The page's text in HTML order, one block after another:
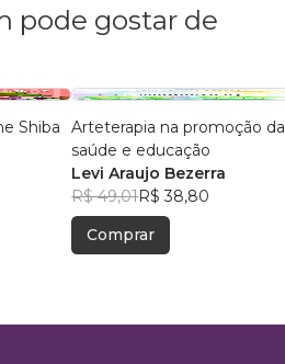
pode gostar de
Shiba
Arteterapia na promoção da
saúde e educação
Levi Araujo Bezerra
R$ 49,01R$ 38,80
Comprar